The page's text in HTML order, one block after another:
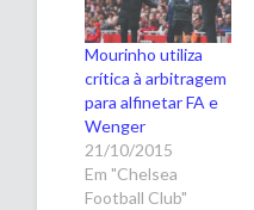
Mourinho utiliza
crítica à arbitragem
para alfinetar FA e
Wenger
21/10/2015
Em "Chelsea
Football Club"